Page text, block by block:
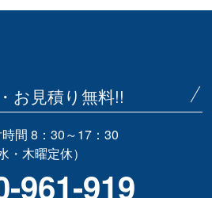
お見積り無料!!
間 8：30～17：30
・木曜定休）
961-919